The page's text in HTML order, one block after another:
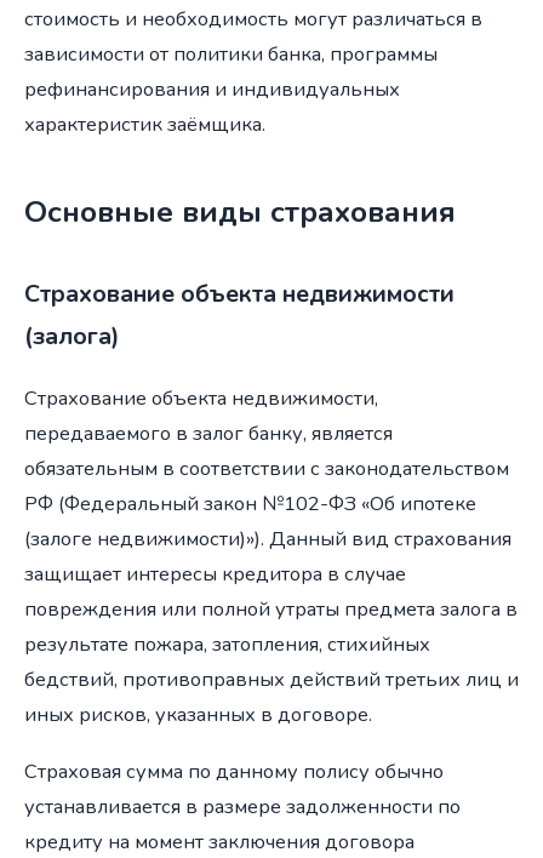
стоимость и необходимость могут различаться в
зависимости от политики банка, программы
рефинансирования и индивидуальных
характеристик заёмщика.
Основные виды страхования
Страхование объекта недвижимости
(залога)
Страхование объекта недвижимости,
передаваемого в залог банку, является
обязательным в соответствии с законодательством
РФ (Федеральный закон №102-ФЗ «Об ипотеке
(залоге недвижимости)»). Данный вид страхования
защищает интересы кредитора в случае
повреждения или полной утраты предмета залога в
результате пожара, затопления, стихийных
бедствий, противоправных действий третьих лиц и
иных рисков, указанных в договоре.
Страховая сумма по данному полису обычно
устанавливается в размере задолженности по
кредиту на момент заключения договора